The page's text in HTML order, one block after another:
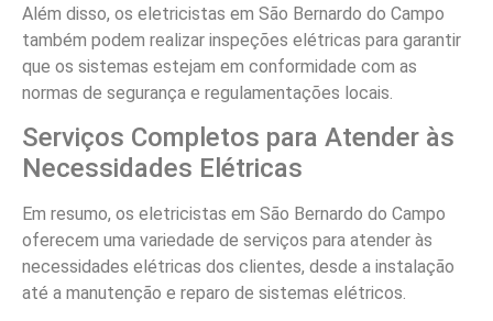
Além disso, os eletricistas em São Bernardo do Campo
também podem realizar inspeções elétricas para garantir
que os sistemas estejam em conformidade com as
normas de segurança e regulamentações locais.
Serviços Completos para Atender às
Necessidades Elétricas
Em resumo, os eletricistas em São Bernardo do Campo
oferecem uma variedade de serviços para atender às
necessidades elétricas dos clientes, desde a instalação
até a manutenção e reparo de sistemas elétricos.